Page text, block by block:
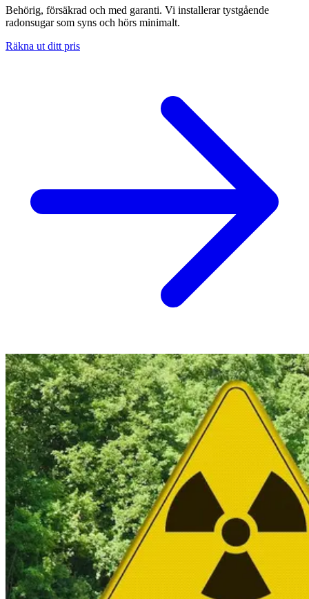
Behörig, försäkrad och med garanti. Vi installerar tystgående
radonsugar som syns och hörs minimalt.
Räkna ut ditt pris